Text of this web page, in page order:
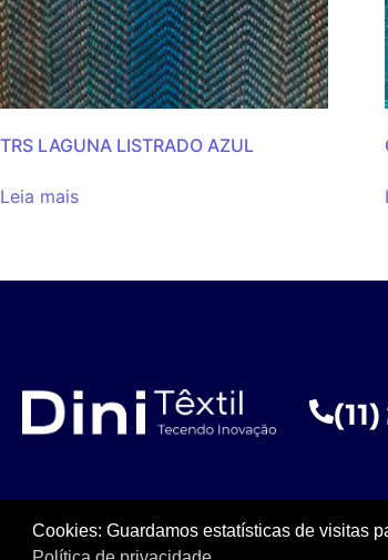
TRS LAGUNA LISTRADO AZUL
Leia mais
Cookies: Guardamos estatísticas de visitas